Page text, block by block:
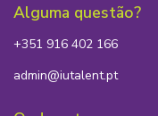
Alguma questão?
+351 916 402 166
admin@iutalent.pt